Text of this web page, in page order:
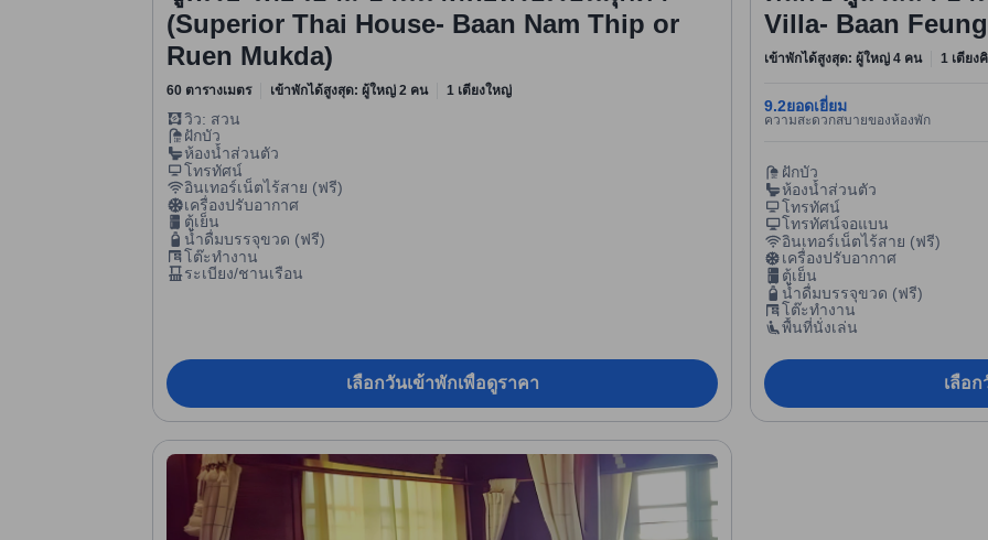
(Superior Thai House- Baan Nam Thip or
Ruen Mukda)
60 ตารางเมตร เข้าพักได้สูงสุด: ผู้ใหญ่ 2 คน 1 เตียงใหญ่
วิว: สวน
ฝักบัว
ห้องน้ำส่วนตัว
โทรทัศน์
อินเทอร์เน็ตไร้สาย (ฟรี)
เครื่องปรับอากาศ
ตู้เย็น
น้ำดื่มบรรจุขวด (ฟรี)
โต๊ะทำงาน
ระเบียง/ชานเรือน
เลือกวันเข้าพักเพื่อดูราคา
Villa- Baan
เข้าพักได้สูงสุด: ผู้ใหญ่ 4 คน 1 เตียง
9.2ยอดเยี่ยม
ความสะดวกสบายของห้องพัก
ฝักบัว
ห้องน้ำส่วนตัว
โทรทัศน์
โทรทัศน์จอแบน
อินเทอร์เน็ตไร้สาย (ฟรี)
เครื่องปรับอากาศ
ตู้เย็น
น้ำดื่มบรรจุขวด (ฟรี)
โต๊ะทำงาน
พื้นที่นั่งเล่น
เลือ